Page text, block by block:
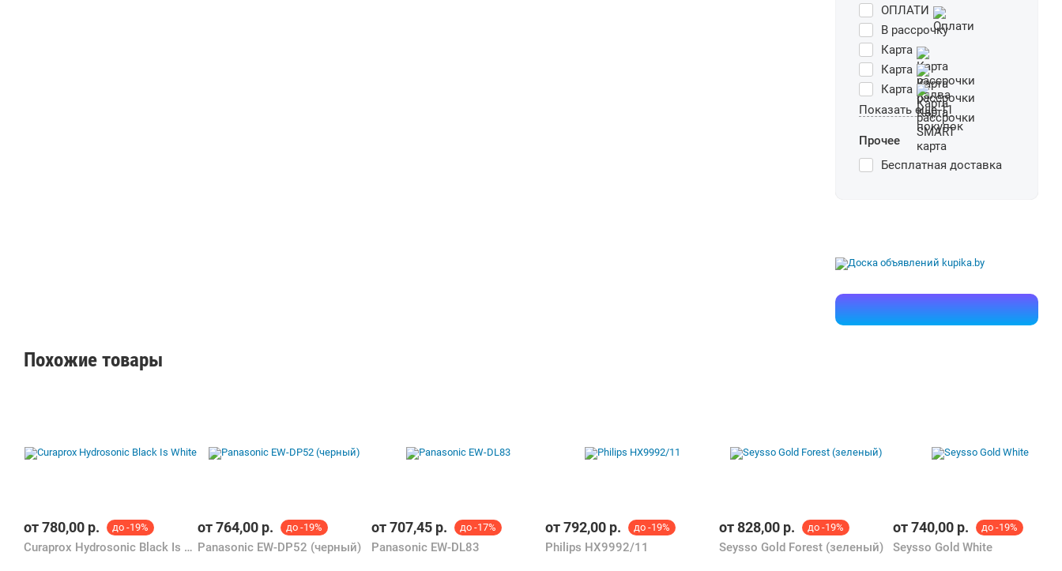
зубная щетка Braun Oral-B Genius 9200W
отбеливающая насадка 3D White с
FlossAction для тщательного удаления налёта
между зубами; зарядное устройство;
дорожный футляр; приспособление для
ОПЛАТИ
В рассрочку
Карта
Карта
Карта
Показать еще 11
Прочее
Бесплатная доставка
Похожие товары
от780,00 р. до -19%
Curaprox Hydrosonic Black Is White
от764,00 р. до -19%
Panasonic EW-DP52 (черный)
от707,45 р. до -17%
Panasonic EW-DL83
от792,00 р. до -19%
Philips HX9992/11
от828,00 р. до -19%
Seysso Gold Forest (зеленый)
от740,00 р. до -19%
Seysso Gold White